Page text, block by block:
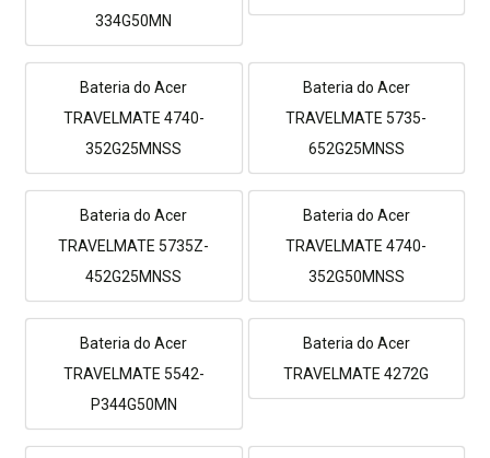
334G50MN
Bateria do Acer
TRAVELMATE 4740-
352G25MNSS
Bateria do Acer
TRAVELMATE 5735-
652G25MNSS
Bateria do Acer
TRAVELMATE 5735Z-
452G25MNSS
Bateria do Acer
TRAVELMATE 4740-
352G50MNSS
Bateria do Acer
TRAVELMATE 5542-
P344G50MN
Bateria do Acer
TRAVELMATE 4272G